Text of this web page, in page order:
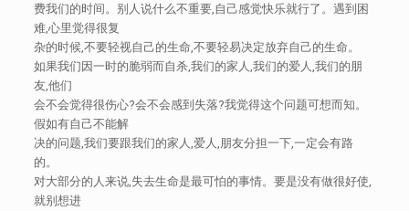
费我们的时间。别人说什么不重要,自己感觉快乐就行了。遇到困
难,心里觉得很复
杂的时候,不要轻视自己的生命,不要轻易决定放弃自己的生命。
如果我们因一时的脆弱而自杀,我们的家人,我们的爱人,我们的朋
友,他们
会不会觉得很伤心?会不会感到失落?我觉得这个问题可想而知。
假如有自己不能解
决的问题,我们要跟我们的家人,爱人,朋友分担一下,一定会有路
的。
对大部分的人来说,失去生命是最可怕的事情。要是没有做很好使,
就别想进